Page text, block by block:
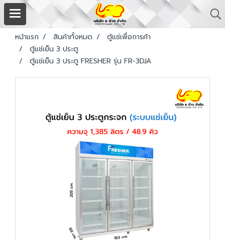
หน้าแรก สินค้าทั้งหมด
ตู้แช่เพื่อการค้า
ตู้แช่เย็น 3 ประตู
ตู้แช่เย็น 3 ประตู FRESHER รุ่น FR-3DJA